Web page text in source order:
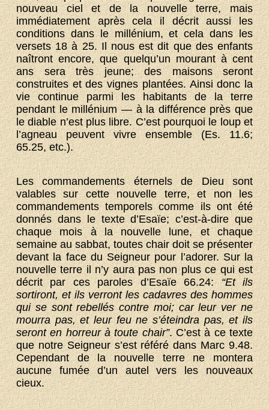
nouveau ciel et de la nouvelle terre, mais
immédiatement après cela il décrit aussi les
conditions dans le millénium, et cela dans les
versets 18 à 25. Il nous est dit que des enfants
naîtront encore, que quelqu’un mourant à cent
ans sera très jeune; des maisons seront
construites et des vignes plantées. Ainsi donc la
vie continue parmi les habitants de la terre
pendant le millénium — à la différence près que
le diable n’est plus libre. C’est pourquoi le loup et
l’agneau peuvent vivre ensemble (Es. 11.6;
65.25, etc.).
Les commandements éternels de Dieu sont
valables sur cette nouvelle terre, et non les
commandements temporels comme ils ont été
donnés dans le texte d’Esaïe; c’est-à-dire que
chaque mois à la nouvelle lune, et chaque
semaine au sabbat, toutes chair doit se présenter
devant la face du Seigneur pour l’adorer. Sur la
nouvelle terre il n’y aura pas non plus ce qui est
décrit par ces paroles d’Esaïe 66.24:“Et ils
sortiront, et ils verront les cadavres des hommes
qui se sont rebellés contre moi; car leur ver ne
mourra pas, et leur feu ne s’éteindra pas, et ils
seront en horreur à toute chair”. C’est à ce texte
que notre Seigneur s’est référé dans Marc 9.48.
Cependant de la nouvelle terre ne montera
aucune fumée d’un autel vers les nouveaux
cieux.